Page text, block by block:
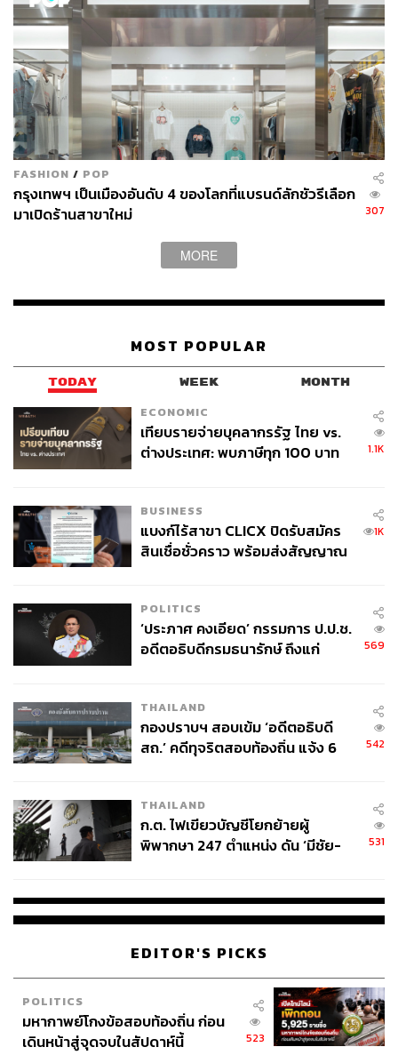
FASHION / POP
กรุงเทพฯ เป็นเมืองอันดับ 4 ของโลกที่แบรนด์ลักชัวรีเลือก
มาเปิดร้านสาขาใหม่
307
MORE
MOST POPULAR
TODAY WEEK MONTH
ECONOMIC
เทียบรายจ่ายบุคลากรรัฐ ไทย vs.
ต่างประเทศ: พบภาษีทุก 100 บาท
1.1K
BUSINESS
แบงก์ไร้สาขา CLICX ปิดรับสมัคร
สินเชื่อชั่วคราว พร้อมส่งสัญญาณ
1K
POLITICS
‘ประภาศ คงเอียด’ กรรมการ ป.ป.ช.
อดีตอธิบดีกรมธนารักษ์ ถึงแก่
569
THAILAND
กองปราบฯ สอบเข้ม ‘อดีตอธิบดี
สถ.’ คดีทุจริตสอบท้องถิ่น แจ้ง 6
542
THAILAND
ก.ต. ไฟเขียวบัญชีโยกย้ายผู้
พิพากษา 247 ตำแหน่ง ดัน ‘มีชัย-
531
EDITOR'S PICKS
POLITICS
มหากาพย์โกงข้อสอบท้องถิ่น ก่อน
เดินหน้าสู่จุดจบในสัปดาห์นี้
523